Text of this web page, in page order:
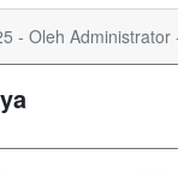
- Oleh Administrator